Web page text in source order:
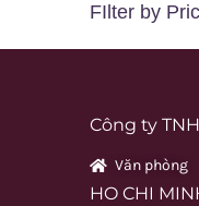
FIlter by
Công ty
Văn phòng
HO CHI